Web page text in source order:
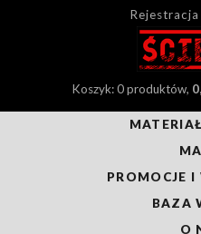
Koszyk: 0 produktów,
PROMOCJE I
BAZA
O